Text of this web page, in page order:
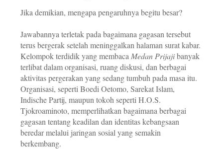
Jika demikian, mengapa pengaruhnya begitu besar?
Jawabannya terletak pada bagaimana gagasan tersebut
terus bergerak setelah meninggalkan halaman surat kabar.
Kelompok terdidik yang membaca Medan Prijajibanyak
terlibat dalam organisasi, ruang diskusi, dan berbagai
aktivitas pergerakan yang sedang tumbuh pada masa itu.
Organisasi, seperti Boedi Oetomo, Sarekat Islam,
Indische Partij, maupun tokoh seperti H.O.S.
Tjokroaminoto, memperlihatkan bagaimana berbagai
gagasan tentang keadilan dan identitas kebangsaan
beredar melalui jaringan sosial yang semakin
berkembang.